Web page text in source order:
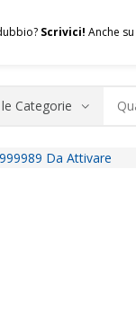
Scrivici! Anche su
F.A.Q. Contatti
Da Attivare